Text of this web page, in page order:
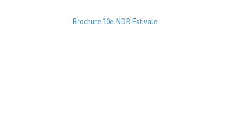
Brochure 10e NDR Estivale